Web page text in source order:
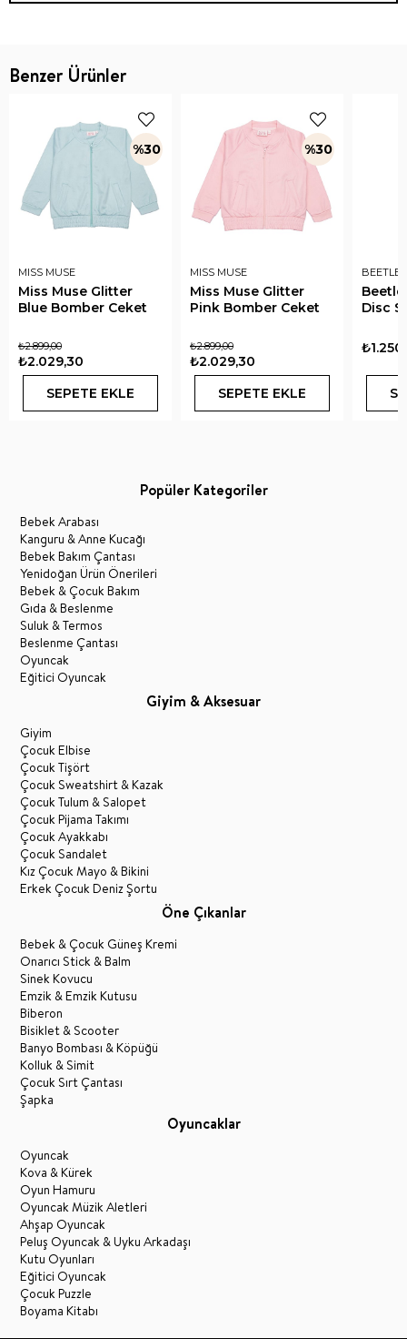
Benzer Ürünler
MISS MUSE
Miss Muse Glitter
Blue Bomber Ceket
₺2.029,30
₺2.899,00
SEPETE EKLE
%30
MISS MUSE
Miss Muse Glitter
Pink Bomber Ceket
₺2.029,30
₺2.899,00
SEPETE EKLE
%30
BEETLE
Disc
Popüler Kategoriler
Bebek Arabası
Kanguru & Anne Kucağı
Bebek Bakım Çantası
Yenidoğan Ürün Önerileri
Bebek & Çocuk Bakım
Gıda & Beslenme
Suluk & Termos
Beslenme Çantası
Oyuncak
Eğitici Oyuncak
Giyim & Aksesuar
Giyim
Çocuk Elbise
Çocuk Tişört
Çocuk Sweatshirt & Kazak
Çocuk Tulum & Salopet
Çocuk Pijama Takımı
Çocuk Ayakkabı
Çocuk Sandalet
Kız Çocuk Mayo & Bikini
Erkek Çocuk Deniz Şortu
Öne Çıkanlar
Bebek & Çocuk Güneş Kremi
Onarıcı Stick & Balm
Sinek Kovucu
Emzik & Emzik Kutusu
Biberon
Bisiklet & Scooter
Banyo Bombası & Köpüğü
Kolluk & Simit
Çocuk Sırt Çantası
Şapka
Oyuncaklar
Oyuncak
Kova & Kürek
Oyun Hamuru
Oyuncak Müzik Aletleri
Ahşap Oyuncak
Peluş Oyuncak & Uyku Arkadaşı
Kutu Oyunları
Eğitici Oyuncak
Çocuk Puzzle
Boyama Kitabı